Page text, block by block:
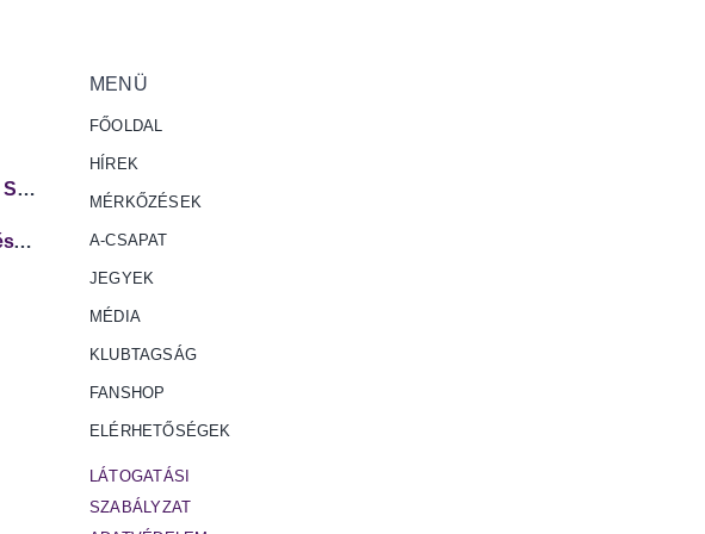
SZURKOLÓI INFORMÁCIÓK – KFC KOMÁRNO – FC SPARTAK TRNAVA
Jegyértékesítés a Nagyszombat elleni hazai mérkőzésünkre
MENÜ
FŐOLDAL
HÍREK
MÉRKŐZÉSEK
A-CSAPAT
JEGYEK
MÉDIA
KLUBTAGSÁG
FANSHOP
ELÉRHETŐSÉGEK
LÁTOGATÁSI
SZABÁLYZAT